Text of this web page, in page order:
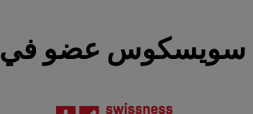
سويسكوس عضو في